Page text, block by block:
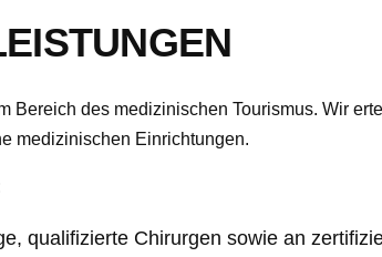
Bereich des medizinischen Tourismus. Wir
medizinischen Einrichtungen.
qualifizierte Chirurgen sowie an